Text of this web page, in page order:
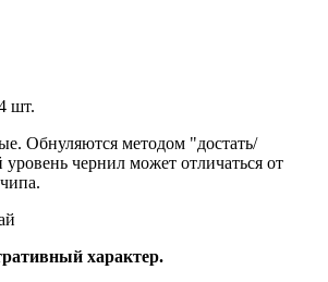
шт.
Обнуляются методом "достать/
чернил может отличаться от
характер.